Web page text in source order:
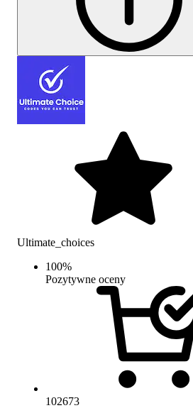
Ultimate_choices
100%
Pozytywne oceny
102673